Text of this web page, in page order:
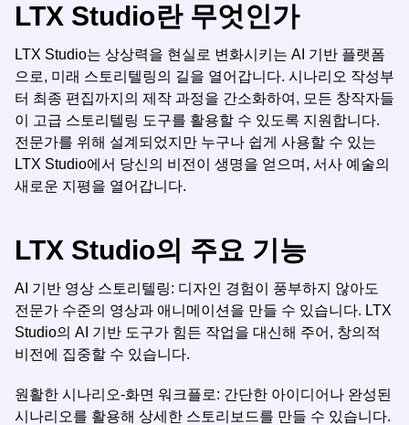
LTX Studio란 무엇인가
LTX Studio는 상상력을 현실로 변화시키는 AI 기반 플랫폼
으로, 미래 스토리텔링의 길을 열어갑니다. 시나리오 작성부
터 최종 편집까지의 제작 과정을 간소화하여, 모든 창작자들
이 고급 스토리텔링 도구를 활용할 수 있도록 지원합니다.
전문가를 위해 설계되었지만 누구나 쉽게 사용할 수 있는
LTX Studio에서 당신의 비전이 생명을 얻으며, 서사 예술의
새로운 지평을 열어갑니다.
LTX Studio의 주요 기능
AI 기반 영상 스토리텔링: 디자인 경험이 풍부하지 않아도
전문가 수준의 영상과 애니메이션을 만들 수 있습니다. LTX
Studio의 AI 기반 도구가 힘든 작업을 대신해 주어, 창의적
비전에 집중할 수 있습니다.
원활한 시나리오-화면 워크플로: 간단한 아이디어나 완성된
시나리오를 활용해 상세한 스토리보드를 만들 수 있습니다.